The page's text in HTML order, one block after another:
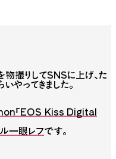
撮りしてSNSに上げ、た
やってきました。
『EOS Kiss Digital
一眼レフです。